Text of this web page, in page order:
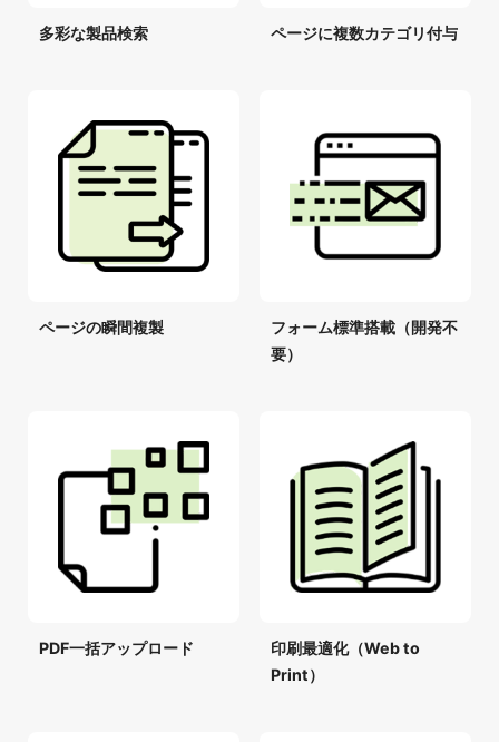
多彩な製品検索 ページに複数カテゴリ付与
ページの瞬間複製
フォーム標準搭載（開発不
要）
PDF一括アップロード
印刷最適化（Web to
Print）